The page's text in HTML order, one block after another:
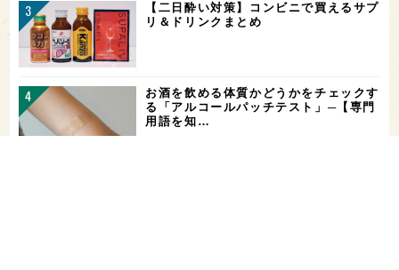
【二日酔い対策】コンビニで買えるサプ
リ＆ドリンクまとめ
お酒を飲める体質かどうかをチェックす
る「アルコールパッチテスト」─【専門
用語を知…